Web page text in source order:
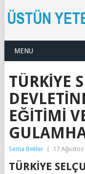
MENU
TÜRKIYE
EĞITIMI
Sema Bekler 17 Ağustos
TÜRKIYE